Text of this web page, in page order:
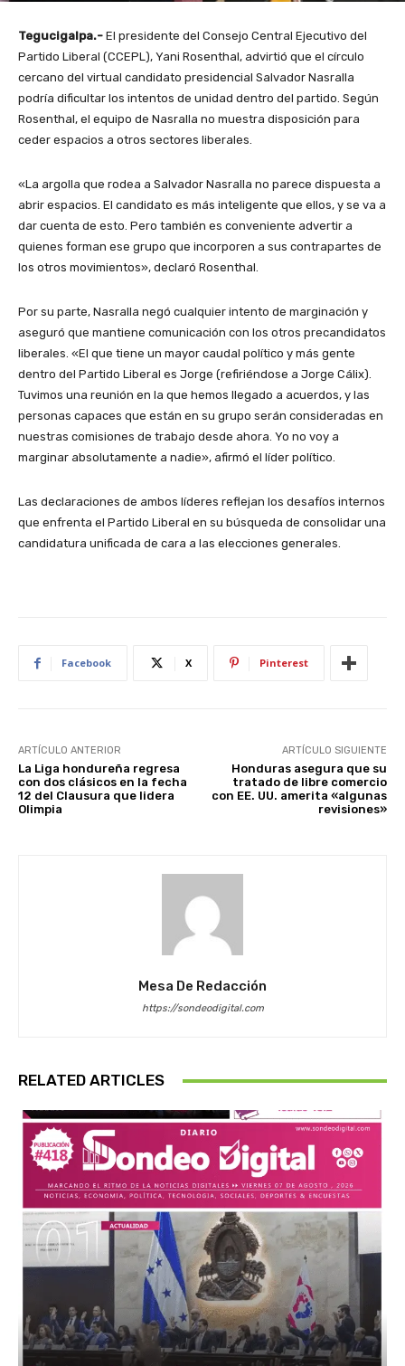
Tegucigalpa.- El presidente del Consejo Central Ejecutivo del
Partido Liberal (CCEPL), Yani Rosenthal, advirtió que el círculo
cercano del virtual candidato presidencial Salvador Nasralla
podría dificultar los intentos de unidad dentro del partido. Según
Rosenthal, el equipo de Nasralla no muestra disposición para
ceder espacios a otros sectores liberales.
«La argolla que rodea a Salvador Nasralla no parece dispuesta a
abrir espacios. El candidato es más inteligente que ellos, y se va a
dar cuenta de esto. Pero también es conveniente advertir a
quienes forman ese grupo que incorporen a sus contrapartes de
los otros movimientos», declaró Rosenthal.
Por su parte, Nasralla negó cualquier intento de marginación y
aseguró que mantiene comunicación con los otros precandidatos
liberales. «El que tiene un mayor caudal político y más gente
dentro del Partido Liberal es Jorge (refiriéndose a Jorge Cálix).
Tuvimos una reunión en la que hemos llegado a acuerdos, y las
personas capaces que están en su grupo serán consideradas en
nuestras comisiones de trabajo desde ahora. Yo no voy a
marginar absolutamente a nadie», afirmó el líder político.
Las declaraciones de ambos líderes reflejan los desafíos internos
que enfrenta el Partido Liberal en su búsqueda de consolidar una
candidatura unificada de cara a las elecciones generales.
Facebook X Pinterest
ARTÍCULO ANTERIOR
La Liga hondureña regresa
con dos clásicos en la fecha
12 del Clausura que lidera
Olimpia
ARTÍCULO SIGUIENTE
Honduras asegura que su
tratado de libre comercio
con EE. UU. amerita «algunas
revisiones»
Mesa De Redacción
https://sondeodigital.com
RELATED ARTICLES